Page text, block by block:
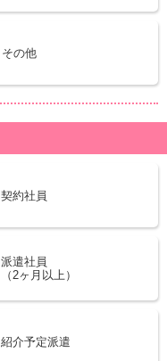
その他
契約社員
派遣社員
（2ヶ月以上）
紹介予定派遣